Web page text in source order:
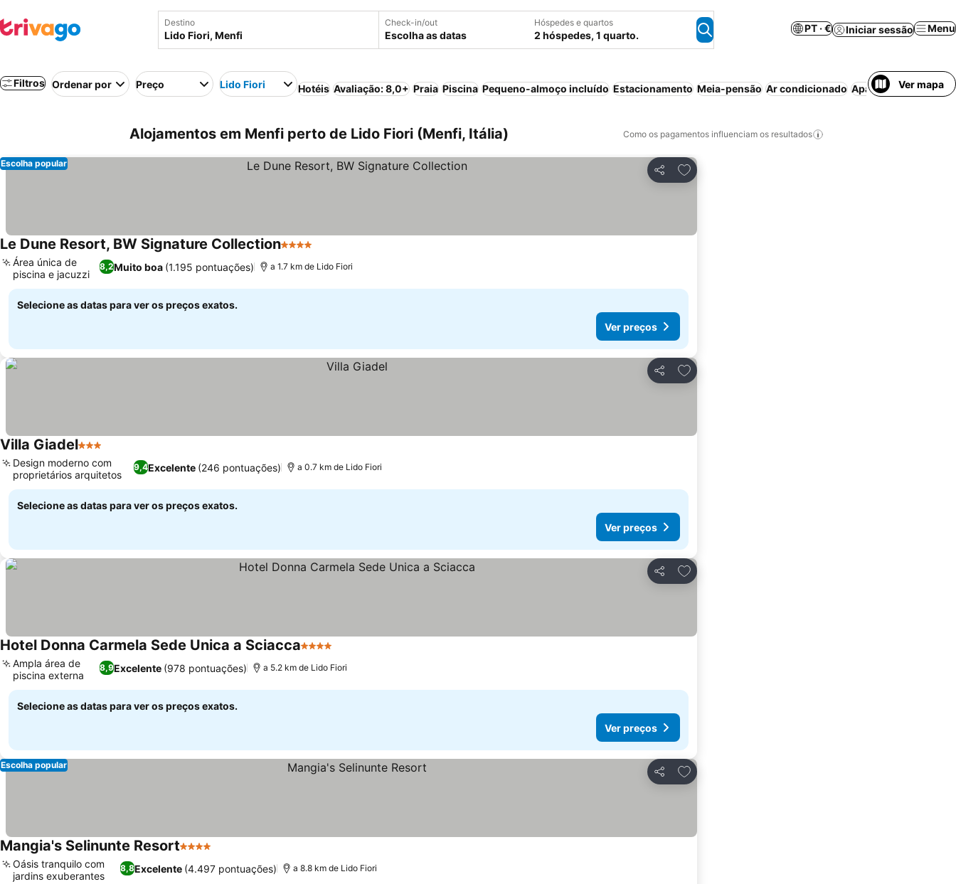
Destino Check-in/out
Escolha as datas
Hóspedes e quartos
2 hóspedes, 1 quarto.
PT · € Iniciar sessão Menu
Filtros Ordenar por Preço Lido Fiori Hotéis Avaliação: 8,0+ Praia Piscina Pequeno-almoço incluído Estacionamento Meia-pensão Ar condicionado Aparthotel Casa/
Ver mapa
Alojamentos em Menfi perto de Lido Fiori (Menfi, Itália) Como os pagamentos influenciam os resultados
Partilhar
Adicionar aos favoritos
Escolha popular
Le Dune Resort, BW Signature Collection4 Estrelas
8,2Muito boa (1.195 pontuações)
Área única de
piscina e jacuzzi
a 1.7 km de Lido Fiori
Selecione as datas para ver os preços exatos.
Ver preços
Partilhar
Adicionar aos favoritos
Villa Giadel3 Estrelas
9,4Excelente (246 pontuações)
Design moderno com
proprietários arquitetos
a 0.7 km de Lido Fiori
Selecione as datas para ver os preços exatos.
Ver preços
Partilhar
Adicionar aos favoritos
Hotel Donna Carmela Sede Unica a Sciacca4 Estrelas
8,9Excelente (978 pontuações)
Ampla área de
piscina externa
a 5.2 km de Lido Fiori
Selecione as datas para ver os preços exatos.
Ver preços
Partilhar
Adicionar aos favoritos
Escolha popular
Mangia's Selinunte Resort4 Estrelas
8,8Excelente (4.497 pontuações)
Oásis tranquilo com
jardins exuberantes
a 8.8 km de Lido Fiori